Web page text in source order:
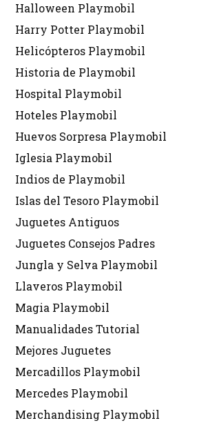
Halloween Playmobil
Harry Potter Playmobil
Helicópteros Playmobil
Historia de Playmobil
Hospital Playmobil
Hoteles Playmobil
Huevos Sorpresa Playmobil
Iglesia Playmobil
Indios de Playmobil
Islas del Tesoro Playmobil
Juguetes Antiguos
Juguetes Consejos Padres
Jungla y Selva Playmobil
Llaveros Playmobil
Magia Playmobil
Manualidades Tutorial
Mejores Juguetes
Mercadillos Playmobil
Mercedes Playmobil
Merchandising Playmobil